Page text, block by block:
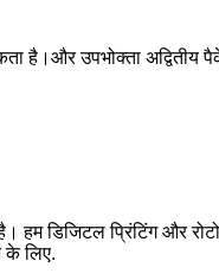
है।और उपभोक्ता अद्वितीय
डिजिटल प्रिंटिंग और
के लिए.